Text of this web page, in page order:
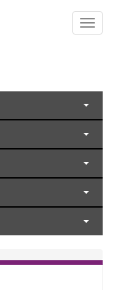
Toggle